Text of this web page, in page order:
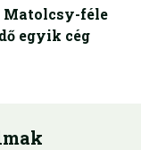
Matolcsy-féle
egyik cég